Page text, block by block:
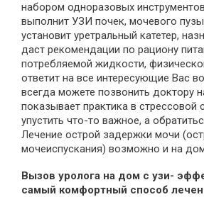
набором одноразовых
выполнит УЗИ почек, мочевого
установит уретральный катетер,
даст рекомендации по рациону
потребляемой жидкости,
ответит на все интересующие Вас
всегда можете позвонить доктору
показывает практика в стрессовой
упустить что-то важное, а
Лечение острой задержки мочи
мочеиспускания) возможно и на
Вызов уролога на дом с узи-
самый комфортный способ